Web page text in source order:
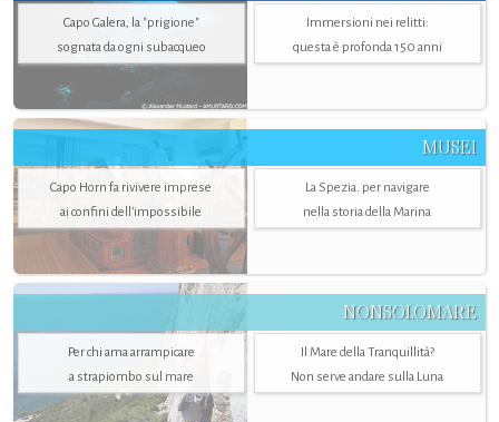
Capo Galera, la "prigione"
sognata da ogni subacqueo
Immersioni nei relitti:
questa è profonda 150 anni
MUSEI
Capo Horn fa rivivere imprese
ai confini dell’impossibile
La Spezia. per navigare
nella storia della Marina
NONSOLOMARE
Per chi ama arrampicare
a strapiombo sul mare
Il Mare della Tranquillità?
Non serve andare sulla Luna